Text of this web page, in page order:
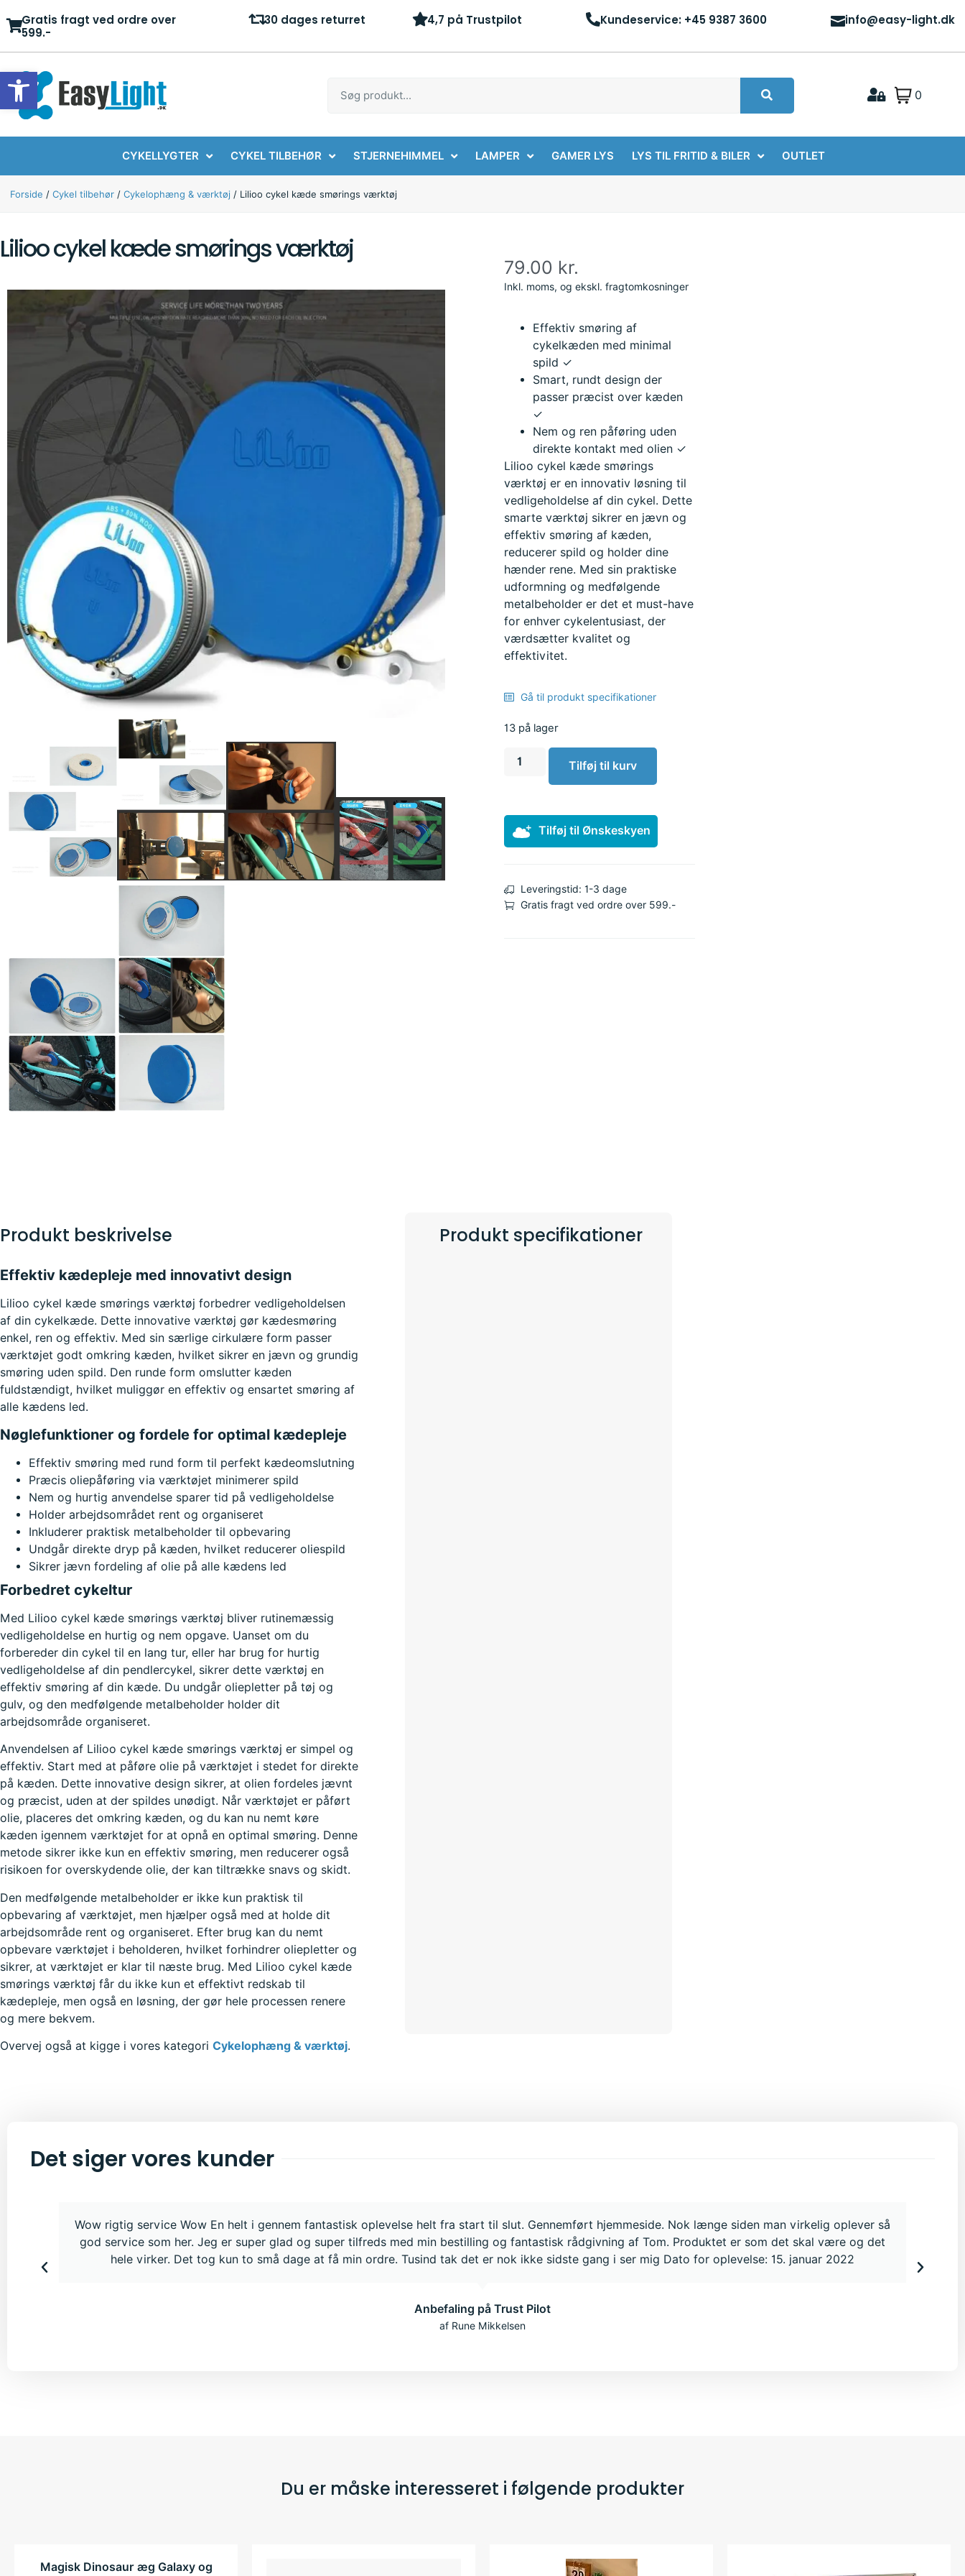
Gratis fragt ved ordre over
599.-
30 dages returret 4,7 på Trustpilot Kundeservice: +45 9387 3600 info@easy-light.dk
0
CYKELLYGTER CYKEL TILBEHØR STJERNEHIMMEL LAMPER GAMER LYS LYS TIL FRITID & BILER OUTLET
Forside / Cykel tilbehør / Cykelophæng & værktøj / Lilioo cykel kæde smørings værktøj
Lilioo cykel kæde smørings værktøj
79.00 kr.
Inkl. moms, og ekskl. fragtomkosninger
Effektiv smøring af
cykelkæden med minimal
spild ✓
Smart, rundt design der
passer præcist over kæden
✓
Nem og ren påføring uden
direkte kontakt med olien ✓
Lilioo cykel kæde smørings
værktøj er en innovativ løsning til
vedligeholdelse af din cykel. Dette
smarte værktøj sikrer en jævn og
effektiv smøring af kæden,
reducerer spild og holder dine
hænder rene. Med sin praktiske
udformning og medfølgende
metalbeholder er det et must-have
for enhver cykelentusiast, der
værdsætter kvalitet og
effektivitet.
Gå til produkt specifikationer
13 på lager
Tilføj til kurv
Tilføj til Ønskeskyen
Leveringstid: 1-3 dage
Gratis fragt ved ordre over 599.-
Produkt beskrivelse
Effektiv kædepleje med innovativt design
Lilioo cykel kæde smørings værktøj forbedrer vedligeholdelsen
af din cykelkæde. Dette innovative værktøj gør kædesmøring
enkel, ren og effektiv. Med sin særlige cirkulære form passer
værktøjet godt omkring kæden, hvilket sikrer en jævn og grundig
smøring uden spild. Den runde form omslutter kæden
fuldstændigt, hvilket muliggør en effektiv og ensartet smøring af
alle kædens led.
Nøglefunktioner og fordele for optimal kædepleje
Effektiv smøring med rund form til perfekt kædeomslutning
Præcis oliepåføring via værktøjet minimerer spild
Nem og hurtig anvendelse sparer tid på vedligeholdelse
Holder arbejdsområdet rent og organiseret
Inkluderer praktisk metalbeholder til opbevaring
Undgår direkte dryp på kæden, hvilket reducerer oliespild
Sikrer jævn fordeling af olie på alle kædens led
Forbedret cykeltur
Med Lilioo cykel kæde smørings værktøj bliver rutinemæssig
vedligeholdelse en hurtig og nem opgave. Uanset om du
forbereder din cykel til en lang tur, eller har brug for hurtig
vedligeholdelse af din pendlercykel, sikrer dette værktøj en
effektiv smøring af din kæde. Du undgår oliepletter på tøj og
gulv, og den medfølgende metalbeholder holder dit
arbejdsområde organiseret.
Anvendelsen af Lilioo cykel kæde smørings værktøj er simpel og
effektiv. Start med at påføre olie på værktøjet i stedet for direkte
på kæden. Dette innovative design sikrer, at olien fordeles jævnt
og præcist, uden at der spildes unødigt. Når værktøjet er påført
olie, placeres det omkring kæden, og du kan nu nemt køre
kæden igennem værktøjet for at opnå en optimal smøring. Denne
metode sikrer ikke kun en effektiv smøring, men reducerer også
risikoen for overskydende olie, der kan tiltrække snavs og skidt.
Den medfølgende metalbeholder er ikke kun praktisk til
opbevaring af værktøjet, men hjælper også med at holde dit
arbejdsområde rent og organiseret. Efter brug kan du nemt
opbevare værktøjet i beholderen, hvilket forhindrer oliepletter og
sikrer, at værktøjet er klar til næste brug. Med Lilioo cykel kæde
smørings værktøj får du ikke kun et effektivt redskab til
kædepleje, men også en løsning, der gør hele processen renere
og mere bekvem.
Overvej også at kigge i vores kategori Cykelophæng & værktøj.
Produkt specifikationer
Det siger vores kunder
Wow rigtig service Wow En helt i gennem fantastisk oplevelse helt fra start til slut. Gennemført hjemmeside. Nok længe siden man virkelig oplever så
god service som her. Jeg er super glad og super tilfreds med min bestilling og fantastisk rådgivning af Tom. Produktet er som det skal være og det
hele virker. Det tog kun to små dage at få min ordre. Tusind tak det er nok ikke sidste gang i ser mig Dato for oplevelse: 15. januar 2022
Anbefaling på Trust Pilot
af Rune Mikkelsen
Du er måske interesseret i følgende produkter
Magisk Dinosaur æg Galaxy og
Open toolbar